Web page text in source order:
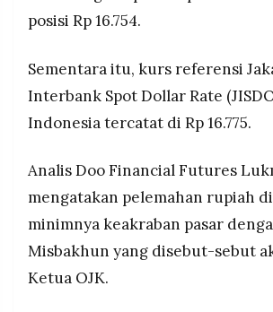
PRAMUDITA
©
Resolusi.co
-
2026
PT.
RESOLUSI
PRAMUDITA
Jepang melemah paling dalam
sementara hanya baht Thailand
posisi Rp 16.754.
Sementara itu, kurs referensi
Interbank Spot Dollar Rate
Indonesia tercatat di Rp 16.775.
Analis Doo Financial Futures
mengatakan pelemahan rupiah
minimnya keakraban pasar
Misbakhun yang disebut-sebut
Ketua OJK.